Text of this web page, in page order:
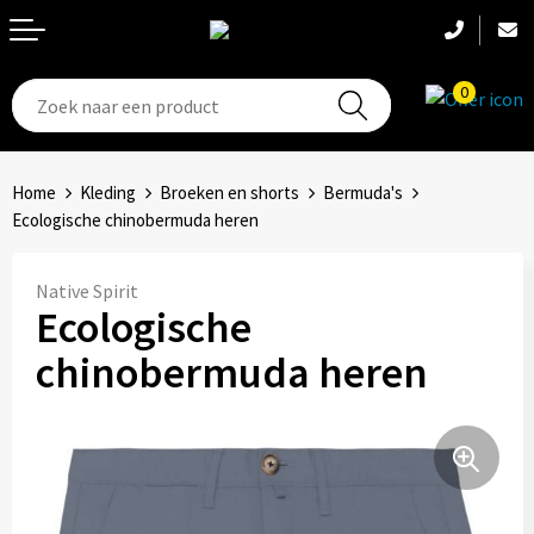
0
T-Shirts
Broeken en shorts
Schoenen
Badtextiel
Bodywarmers
Hoeden
Hoofdbanden
Sets
Bandanas
Aanstekers
Anti-stress
Elektronica, Gadgets en USB
Feestartikelen
Huis, Tuin en Keuken
Home Kleding Broeken en shorts
Bermuda's
Ecologische chinobermuda heren
Native Spirit
Ecologische
chinobermuda heren